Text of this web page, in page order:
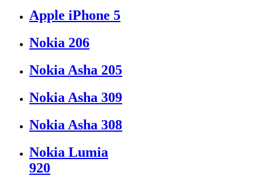
Apple iPhone 5
Nokia 206
Nokia Asha 205
Nokia Asha 309
Nokia Asha 308
Nokia Lumia
920